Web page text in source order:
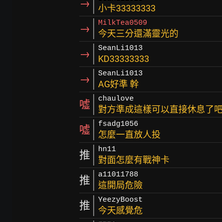
→ 小卡33333333
→ MilkTea0509
今天三分還滿靈光的
→ SeanLi1013
KD33333333
→ SeanLi1013
AG好準 幹
噓 chaulove
對方準成這樣可以直接休息了
噓 fsadg1056
怎麼一直放人投
推 hn11
對面怎麼有戰神卡
推 a11011788
這開局危險
推 YeezyBoost
今天感覺危